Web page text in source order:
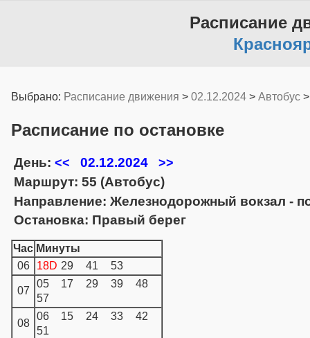
Расписание
Выбрано: Расписание движения > 02.12.2024 > Автобус
Расписание по остановке
День: << 02.12.2024 >>
Маршрут: 55 (Автобус)
Направление: Железнодорожный вокзал -
Остановка: Правый берег
Час Минуты
06
18D 29 41 53
07
05 17 29 39
48
57
08
06 15 24 33
42
51